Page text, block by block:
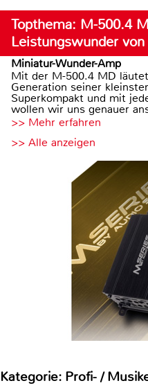
Topthema: M-500.4
Leistungswunder
Miniatur-Wunder-Amp
Mit der M-500.4 MD
Generation seiner
Superkompakt und mit
wollen wir uns genauer
>> Mehr erfahren
>> Alle anzeigen
Kategorie: Profi- /